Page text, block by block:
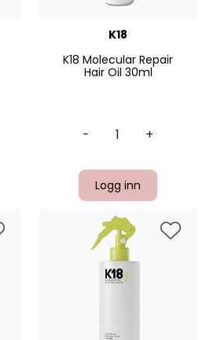
K18
K18 Molecular Repair
Hair Oil 30ml
- +
Logg inn